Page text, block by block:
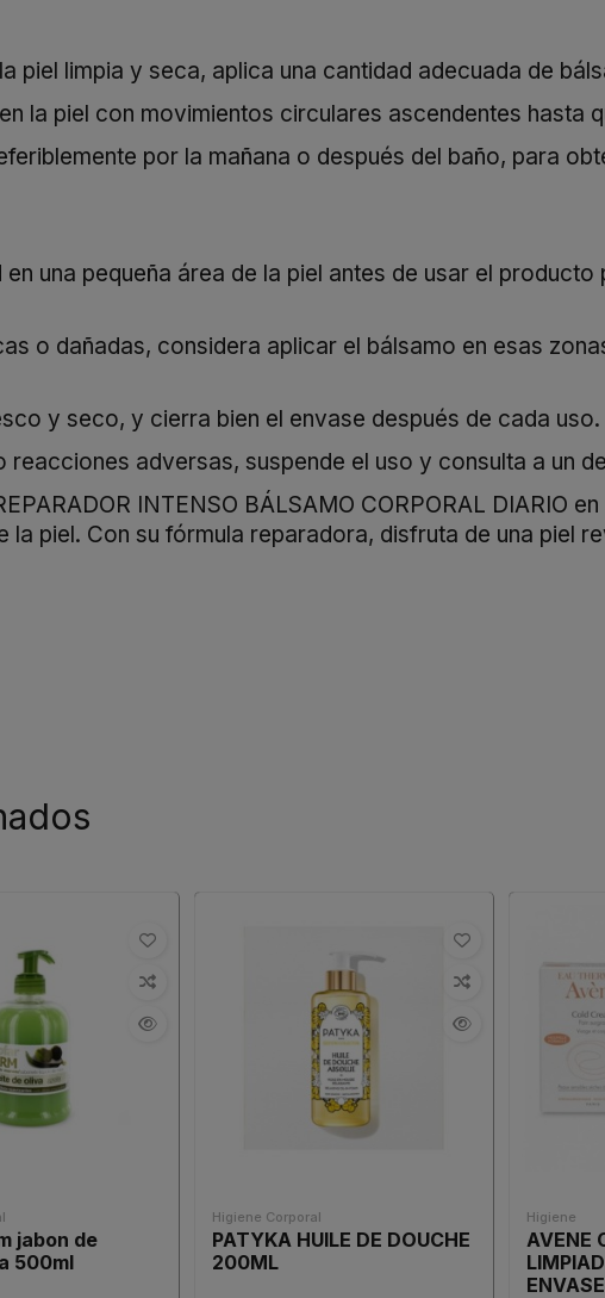
piel limpia y seca, aplica una cantidad adecuada de
la piel con movimientos circulares ascendentes hasta
por la mañana o después del baño, para
en una pequeña área de la piel antes de usar el
o dañadas, considera aplicar el bálsamo en esas
y seco, y cierra bien el envase después de cada uso.
adversas, suspende el uso y consulta a un
INTENSO BÁLSAMO CORPORAL DIARIO
la piel. Con su fórmula reparadora, disfruta de una piel
jabon de
500ml
Higiene Corporal
PATYKA HUILE DE DOUCHE
200ML
Higiene
AVENE